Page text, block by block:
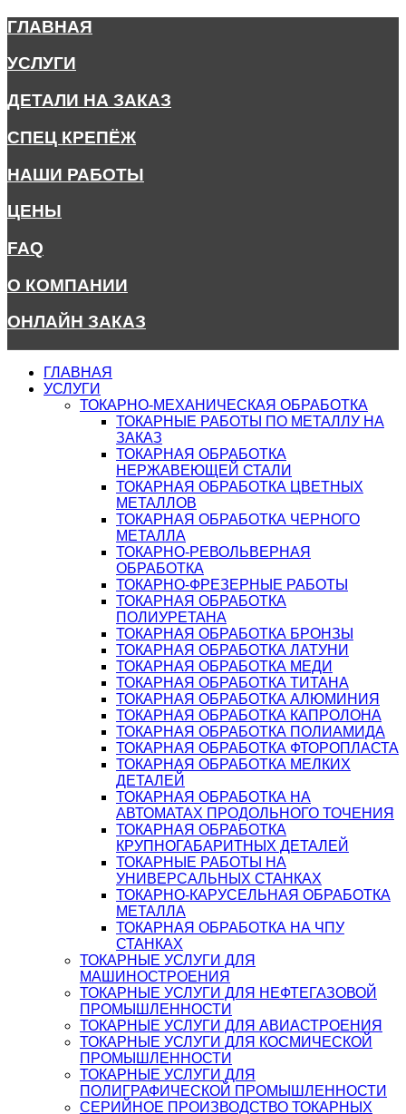
ГЛАВНАЯ
УСЛУГИ
ДЕТАЛИ НА ЗАКАЗ
СПЕЦ КРЕПЁЖ
НАШИ РАБОТЫ
ЦЕНЫ
FAQ
О КОМПАНИИ
ОНЛАЙН ЗАКАЗ
ГЛАВНАЯ
УСЛУГИ
ТОКАРНО-МЕХАНИЧЕСКАЯ ОБРАБОТКА
ТОКАРНЫЕ РАБОТЫ ПО МЕТАЛЛУ НА
ЗАКАЗ
ТОКАРНАЯ ОБРАБОТКА
НЕРЖАВЕЮЩЕЙ СТАЛИ
ТОКАРНАЯ ОБРАБОТКА ЦВЕТНЫХ
МЕТАЛЛОВ
ТОКАРНАЯ ОБРАБОТКА ЧЕРНОГО
МЕТАЛЛА
ТОКАРНО-РЕВОЛЬВЕРНАЯ
ОБРАБОТКА
ТОКАРНО-ФРЕЗЕРНЫЕ РАБОТЫ
ТОКАРНАЯ ОБРАБОТКА
ПОЛИУРЕТАНА
ТОКАРНАЯ ОБРАБОТКА БРОНЗЫ
ТОКАРНАЯ ОБРАБОТКА ЛАТУНИ
ТОКАРНАЯ ОБРАБОТКА МЕДИ
ТОКАРНАЯ ОБРАБОТКА ТИТАНА
ТОКАРНАЯ ОБРАБОТКА АЛЮМИНИЯ
ТОКАРНАЯ ОБРАБОТКА КАПРОЛОНА
ТОКАРНАЯ ОБРАБОТКА ПОЛИАМИДА
ТОКАРНАЯ ОБРАБОТКА ФТОРОПЛАСТА
ТОКАРНАЯ ОБРАБОТКА МЕЛКИХ
ДЕТАЛЕЙ
ТОКАРНАЯ ОБРАБОТКА НА
АВТОМАТАХ ПРОДОЛЬНОГО ТОЧЕНИЯ
ТОКАРНАЯ ОБРАБОТКА
КРУПНОГАБАРИТНЫХ ДЕТАЛЕЙ
ТОКАРНЫЕ РАБОТЫ НА
УНИВЕРСАЛЬНЫХ СТАНКАХ
ТОКАРНО-КАРУСЕЛЬНАЯ ОБРАБОТКА
МЕТАЛЛА
ТОКАРНАЯ ОБРАБОТКА НА ЧПУ
СТАНКАХ
ТОКАРНЫЕ УСЛУГИ ДЛЯ
МАШИНОСТРОЕНИЯ
ТОКАРНЫЕ УСЛУГИ ДЛЯ НЕФТЕГАЗОВОЙ
ПРОМЫШЛЕННОСТИ
ТОКАРНЫЕ УСЛУГИ ДЛЯ АВИАСТРОЕНИЯ
ТОКАРНЫЕ УСЛУГИ ДЛЯ КОСМИЧЕСКОЙ
ПРОМЫШЛЕННОСТИ
ТОКАРНЫЕ УСЛУГИ ДЛЯ
ПОЛИГРАФИЧЕСКОЙ ПРОМЫШЛЕННОСТИ
СЕРИЙНОЕ ПРОИЗВОДСТВО ТОКАРНЫХ